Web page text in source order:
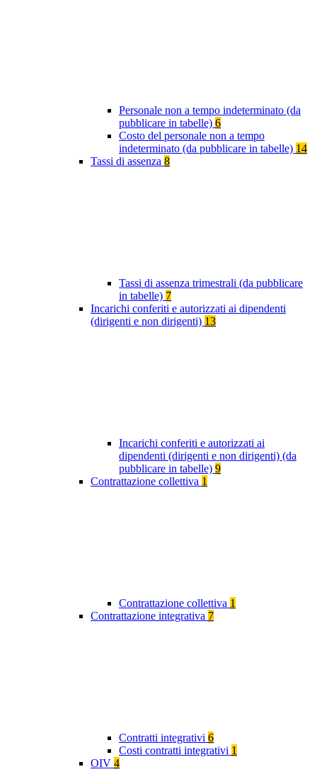
Personale non a tempo indeterminato (da
pubblicare in tabelle) 6
Costo del personale non a tempo
indeterminato (da pubblicare in tabelle) 14
Tassi di assenza 8
Tassi di assenza trimestrali (da pubblicare
in tabelle) 7
Incarichi conferiti e autorizzati ai dipendenti
(dirigenti e non dirigenti) 13
Incarichi conferiti e autorizzati ai
dipendenti (dirigenti e non dirigenti) (da
pubblicare in tabelle) 9
Contrattazione collettiva 1
Contrattazione collettiva 1
Contrattazione integrativa 7
Contratti integrativi 6
Costi contratti integrativi 1
OIV 4